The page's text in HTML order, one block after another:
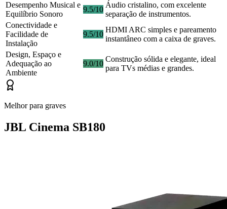
Desempenho Musical e
Equilíbrio Sonoro
9.5/10
Áudio cristalino, com excelente
separação de instrumentos.
Conectividade e
Facilidade de
Instalação
9.5/10
HDMI ARC simples e pareamento
instantâneo com a caixa de graves.
Design, Espaço e
Adequação ao
Ambiente
9.0/10
Construção sólida e elegante, ideal
para TVs médias e grandes.
Melhor para graves
JBL Cinema SB180